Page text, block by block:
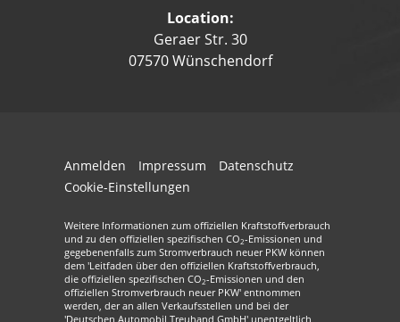
Location:
Geraer Str. 30
07570 Wünschendorf
Anmelden Impressum
Datenschutz
Cookie-Einstellungen
Weitere Informationen zum offiziellen Kraftstoffverbrauch
und zu den offiziellen spezifischen CO2-Emissionen und
gegebenenfalls zum Stromverbrauch neuer PKW können
dem 'Leitfaden über den offiziellen Kraftstoffverbrauch,
die offiziellen spezifischen CO2-Emissionen und den
offiziellen Stromverbrauch neuer PKW' entnommen
werden, der an allen Verkaufsstellen und bei der
'Deutschen Automobil Treuhand GmbH' unentgeltlich